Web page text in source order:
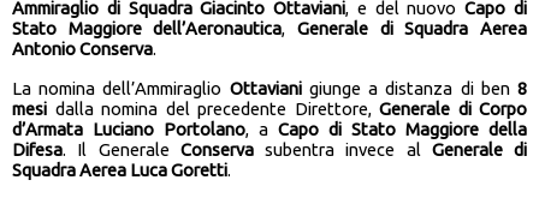
Ammiraglio di Squadra Giacinto Ottaviani, e del nuovoCapo di
Stato Maggiore dell’Aeronautica,Generale di Squadra Aerea
Antonio Conserva.
La nomina dell’Ammiraglio Ottavianigiunge a distanza di ben8
mesi dalla nomina del precedente Direttore, Generale di Corpo
d’Armata Luciano Portolano, a Capo di Stato Maggiore della
Difesa. Il Generale Conservasubentra invece al Generale di
Squadra Aerea Luca Goretti.